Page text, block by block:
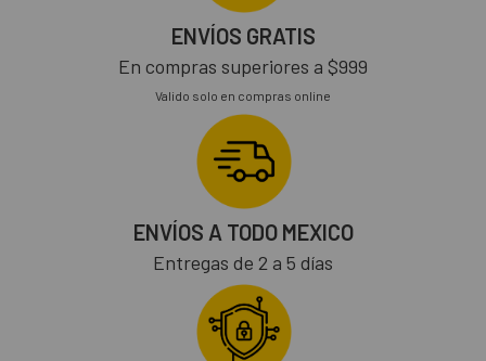
ENVÍOS GRATIS
En compras superiores a $999
Valido solo en compras online
ENVÍOS A TODO MEXICO
Entregas de 2 a 5 días